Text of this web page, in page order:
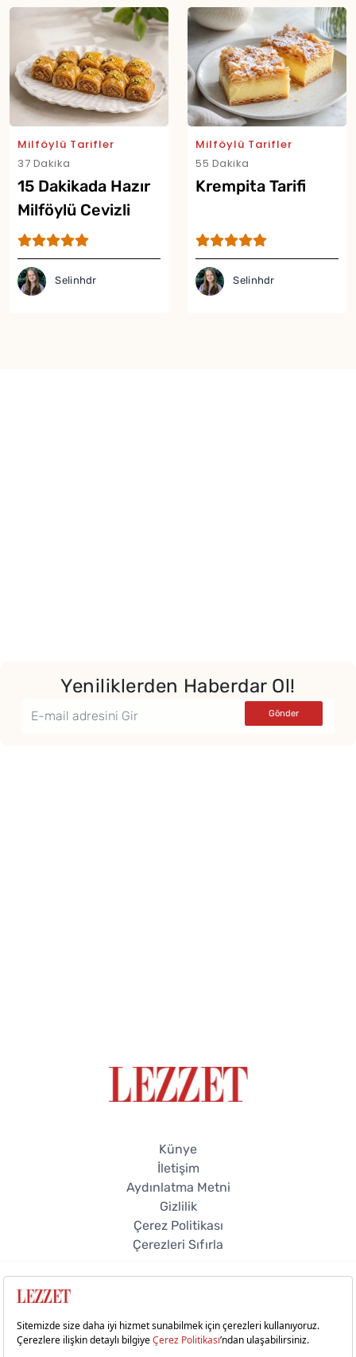
Milföylü Tarifler
37 Dakika
15 Dakikada Hazır
Milföylü Cevizli
Tatlı Tarifi
Selinhdr
Milföylü Tarifler
55 Dakika
Krempita Tarifi
Selinhdr
Yeniliklerden Haberdar Ol!
Künye
İletişim
Aydınlatma Metni
Gizlilik
Çerez Politikası
Çerezleri Sıfırla